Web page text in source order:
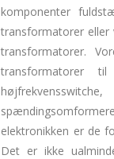
komponenter
transformatorer eller
transformatorer.
transformatorer til
elektronikken er de
Det er ikke